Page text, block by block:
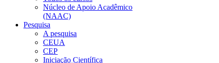
Núcleo de Apoio Acadêmico
(NAAC)
Pesquisa
A pesquisa
CEUA
CEP
Iniciação Científica